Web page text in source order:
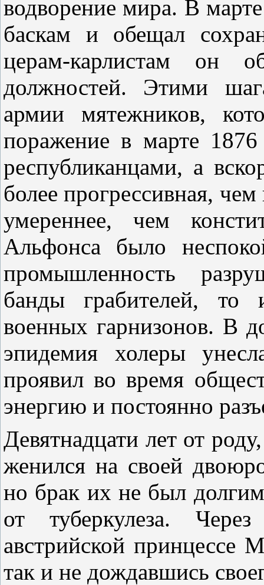
водворение мира. В
баскам и обещал
церам-карлистам он
должностей. Этими
армии мятежников,
поражение в марте
республиканцами, а
более прогрессивная,
умереннее, чем
Альфонса было
промышленность
банды грабителей, то
военных гарнизонов. В
эпидемия холеры
проявил во время
энергию и постоянно
Девятнадцати лет от
женился на своей
но брак их не был
от туберкулеза.
австрийской принцессе
так и не дождавшись